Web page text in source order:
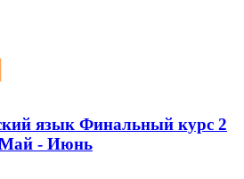
язык Финальный курс 2
Май - Июнь